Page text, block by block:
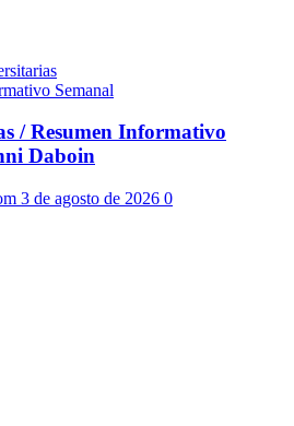
Semanal
/ Resumen Informativo
Daboin
3 de agosto de 2026 0